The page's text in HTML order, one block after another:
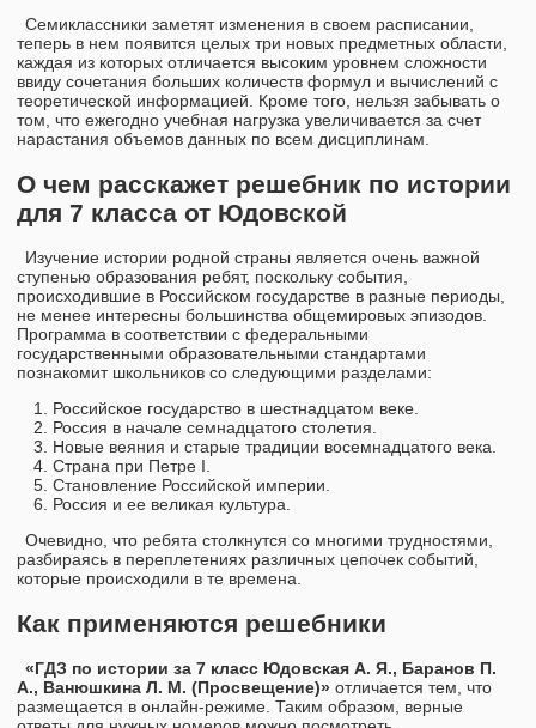
Семиклассники заметят изменения в своем расписании,
теперь в нем появится целых три новых предметных области,
каждая из которых отличается высоким уровнем сложности
ввиду сочетания больших количеств формул и вычислений с
теоретической информацией. Кроме того, нельзя забывать о
том, что ежегодно учебная нагрузка увеличивается за счет
нарастания объемов данных по всем дисциплинам.
О чем расскажет решебник по истории
для 7 класса от Юдовской
Изучение истории родной страны является очень важной
ступенью образования ребят, поскольку события,
происходившие в Российском государстве в разные периоды,
не менее интересны большинства общемировых эпизодов.
Программа в соответствии с федеральными
государственными образовательными стандартами
познакомит школьников со следующими разделами:
Российское государство в шестнадцатом веке.
Россия в начале семнадцатого столетия.
Новые веяния и старые традиции восемнадцатого века.
Страна при Петре I.
Становление Российской империи.
Россия и ее великая культура.
Очевидно, что ребята столкнутся со многими трудностями,
разбираясь в переплетениях различных цепочек событий,
которые происходили в те времена.
Как применяются решебники
«ГДЗ по истории за 7 класс Юдовская А. Я., Баранов П.
А., Ванюшкина Л. М. (Просвещение)» отличается тем, что
размещается в онлайн-режиме. Таким образом, верные